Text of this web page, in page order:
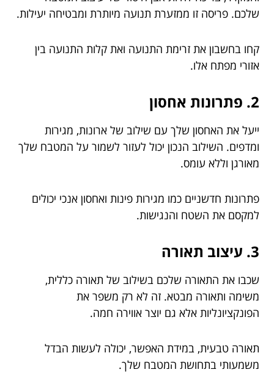
שלכם. פריסה זו ממזערת תנועה מיותרת ומבטיחה יעילות.
קחו בחשבון את זרימת התנועה ואת קלות התנועה בין
אזורי מפתח אלו.
2. פתרונות אחסון
ייעל את האחסון שלך עם שילוב של ארונות, מגירות
ומדפים. השילוב הנכון יכול לעזור לשמור על המטבח שלך
מאורגן וללא עומס.
פתרונות חדשניים כמו מגירות פינות ואחסון אנכי יכולים
למקסם את השטח והנגישות.
3. עיצוב תאורה
שכבו את התאורה שלכם בשילוב של תאורה כללית,
משימה ותאורה מבטא. זה לא רק משפר את
הפונקציונליות אלא גם יוצר אווירה חמה.
תאורה טבעית, במידת האפשר, יכולה לעשות הבדל
משמעותי בתחושת המטבח שלך.